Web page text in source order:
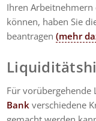
Ihren
können, haben Sie
beantragen(mehr
Für
Bankverschiedene